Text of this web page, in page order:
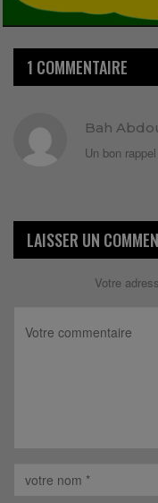
1 COMMENTAIRE
Bah
Un bon
LAISSER UN
Votre